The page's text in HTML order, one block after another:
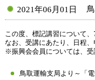
2021年06月01日
この度、標記講習について
なお、受講にあたり、日程
※振興会会員については、
鳥取運輸支局より～「